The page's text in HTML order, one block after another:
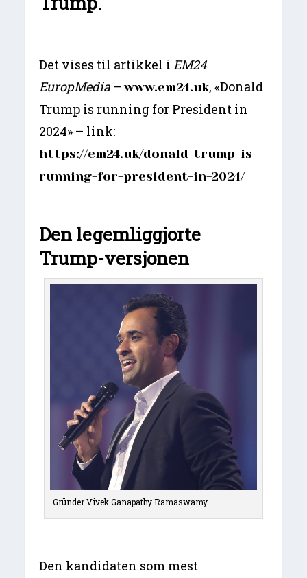
Det vises til artikkel i EM24
EuropMedia –www.em24.uk, «Donald
Trump is running for President in
2024» – link:
https://em24.uk/donald-trump-is-
running-for-president-in-2024/
Den legemliggjorte
Trump-versjonen
Gründer Vivek Ganapathy Ramaswamy
Den kandidaten som mest